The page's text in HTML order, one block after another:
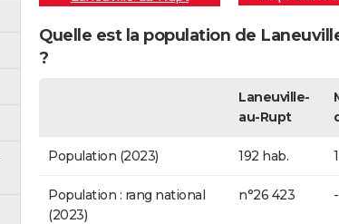
Quelle est la population de
?
Laneuville-
au-Rupt
Population (2023) 192 hab.
Population : rang national
(2023)
n°26 423 -